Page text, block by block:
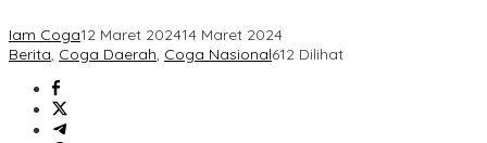
Iam Coga12 Maret 202414 Maret 2024
Berita, Coga Daerah, Coga Nasional612 Dilihat